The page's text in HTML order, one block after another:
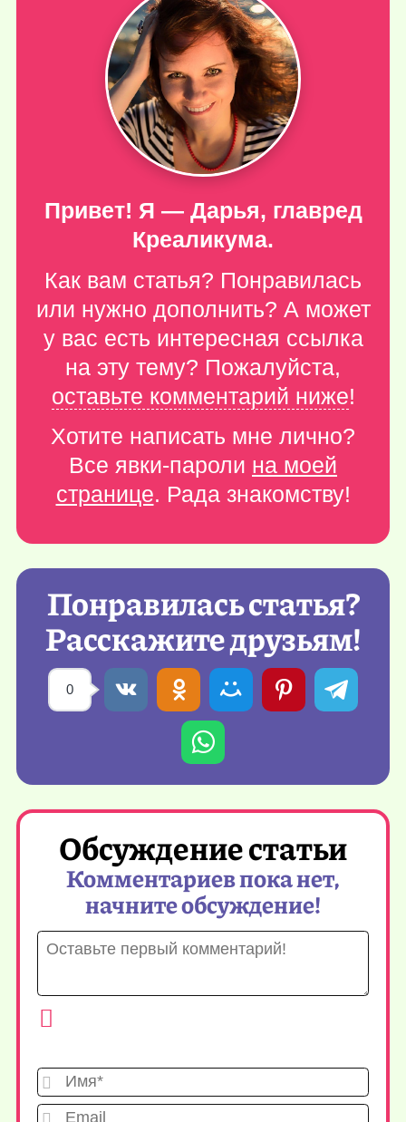
Привет! Я — Дарья, главред
Креаликума.
Как вам статья? Понравилась
или нужно дополнить? А может
у вас есть интересная ссылка
на эту тему? Пожалуйста,
оставьте комментарий ниже!
Хотите написать мне лично?
Все явки-пароли на моей
странице. Рада знакомству!
Понравилась статья?
Расскажите друзьям!
0
Обсуждение статьи
Комментариев пока нет,
начните обсуждение!
Имя*